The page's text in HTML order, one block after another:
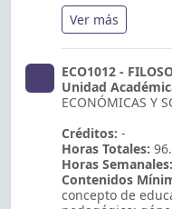
Ver más
ECO1012 -
Unidad
ECONÓMICAS Y
Créditos: -
Horas Totales:
Horas Semanales:
Contenidos
concepto de